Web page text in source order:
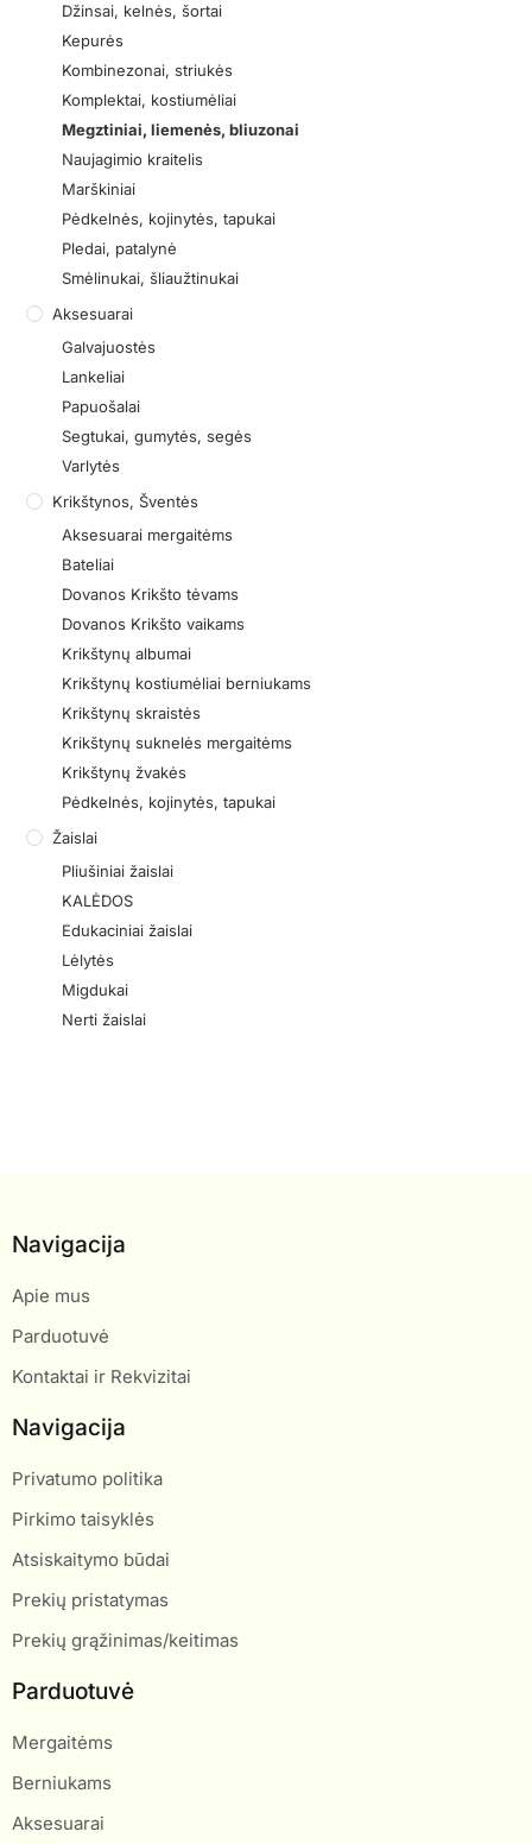
Džinsai, kelnės, šortai
Kepurės
Kombinezonai, striukės
Komplektai, kostiumėliai
Megztiniai, liemenės, bliuzonai
Naujagimio kraitelis
Marškiniai
Pėdkelnės, kojinytės, tapukai
Pledai, patalynė
Smėlinukai, šliaužtinukai
Aksesuarai
Galvajuostės
Lankeliai
Papuošalai
Segtukai, gumytės, segės
Varlytės
Krikštynos, Šventės
Aksesuarai mergaitėms
Bateliai
Dovanos Krikšto tėvams
Dovanos Krikšto vaikams
Krikštynų albumai
Krikštynų kostiumėliai berniukams
Krikštynų skraistės
Krikštynų suknelės mergaitėms
Krikštynų žvakės
Pėdkelnės, kojinytės, tapukai
Žaislai
Pliušiniai žaislai
KALĖDOS
Edukaciniai žaislai
Lėlytės
Migdukai
Nerti žaislai
Navigacija
Apie mus
Parduotuvė
Kontaktai ir Rekvizitai
Navigacija
Privatumo politika
Pirkimo taisyklės
Atsiskaitymo būdai
Prekių pristatymas
Prekių grąžinimas/keitimas
Parduotuvė
Mergaitėms
Berniukams
Aksesuarai